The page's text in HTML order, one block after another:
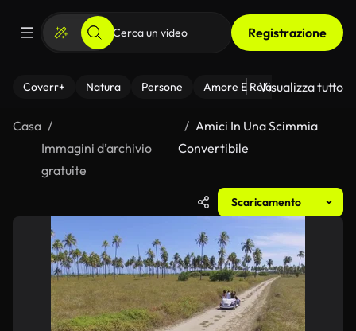
Registrazione
Coverr+ Natura Persone Amore E Relazioni Il
Visualizza tutto
Casa
Immagini d’archivio
gratuite
Amici In Una Scimmia
Convertibile
Scaricamento